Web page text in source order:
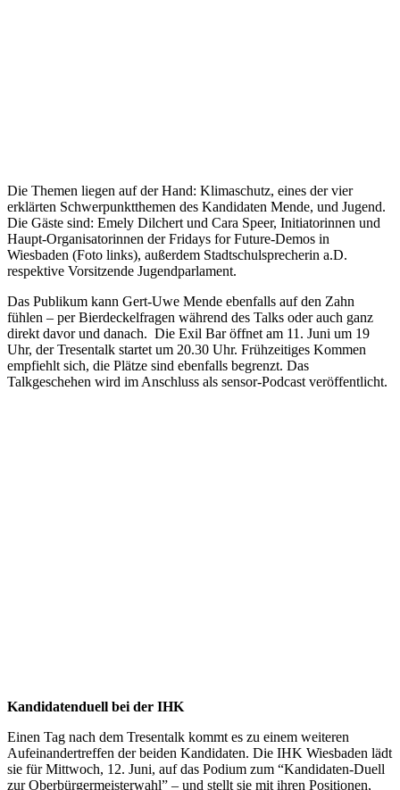
Die Themen liegen auf der Hand: Klimaschutz, eines der vier
erklärten Schwerpunktthemen des Kandidaten Mende, und Jugend.
Die Gäste sind: Emely Dilchert und Cara Speer, Initiatorinnen und
Haupt-Organisatorinnen der Fridays for Future-Demos in
Wiesbaden (Foto links), außerdem Stadtschulsprecherin a.D.
respektive Vorsitzende Jugendparlament.
Das Publikum kann Gert-Uwe Mende ebenfalls auf den Zahn
fühlen – per Bierdeckelfragen während des Talks oder auch ganz
direkt davor und danach. Die Exil Bar öffnet am 11. Juni um 19
Uhr, der Tresentalk startet um 20.30 Uhr. Frühzeitiges Kommen
empfiehlt sich, die Plätze sind ebenfalls begrenzt. Das
Talkgeschehen wird im Anschluss als sensor-Podcast veröffentlicht.
Kandidatenduell bei der IHK
Einen Tag nach dem Tresentalk kommt es zu einem weiteren
Aufeinandertreffen der beiden Kandidaten. Die IHK Wiesbaden lädt
sie für Mittwoch, 12. Juni, auf das Podium zum “Kandidaten-Duell
zur Oberbürgermeisterwahl” – und stellt sie mit ihren Positionen,